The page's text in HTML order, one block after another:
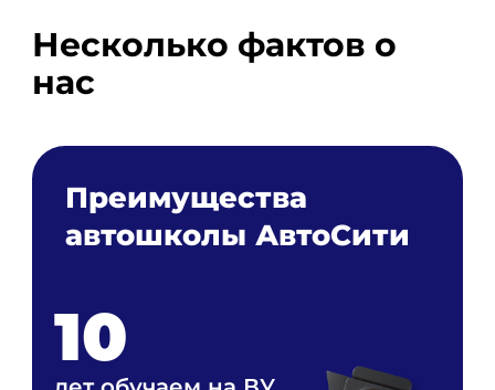
Несколько фактов о
нас
Преимущества
автошколы АвтоСити
10